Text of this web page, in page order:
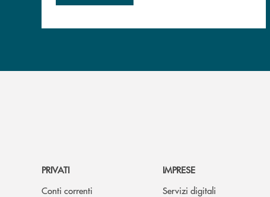
PRIVATI
Conti correnti
IMPRESE
Servizi digitali